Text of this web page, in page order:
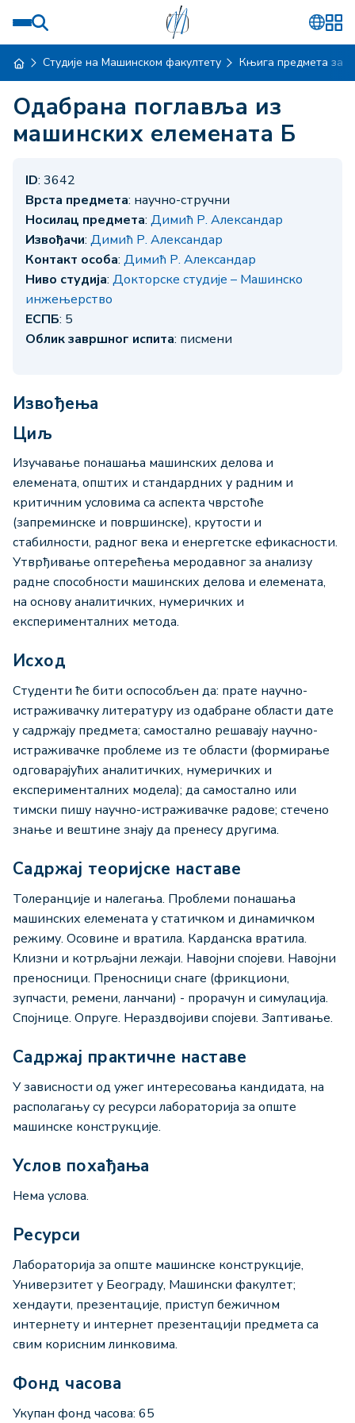
Студије на Машинском факултету Књига предмета за
Одабрана поглавља из
машинских елемената Б
ID: 3642
Врста предмета: научно-стручни
Носилац предмета: Димић Р. Александар
Извођачи: Димић Р. Александар
Контакт особа: Димић Р. Александар
Ниво студија: Докторске студије – Машинско
инжењерство
ЕСПБ: 5
Облик завршног испита: писмени
Извођења
Циљ
Изучавање понашања машинских делова и
елемената, општих и стандардних у радним и
критичним условима са аспекта чврстоће
(запреминске и површинске), крутости и
стабилности, радног века и енергетске ефикасности.
Утврђивање оптерећења меродавног за анализу
радне способности машинских делова и елемената,
на основу аналитичких, нумеричких и
експерименталних метода.
Исход
Студенти ће бити оспособљен да: прате научно-
истраживачку литературу из одабране области дате
у садржају предмета; самостално решавају научно-
истраживачке проблеме из те области (формирање
одговарајућих аналитичких, нумеричких и
експерименталних модела); да самостално или
тимски пишу научно-истраживачке радове; стечено
знање и вештине знају да пренесу другима.
Садржај теоријске наставе
Толеранције и налегања. Проблеми понашања
машинских елемената у статичком и динамичком
режиму. Осовине и вратила. Карданска вратила.
Клизни и котрљајни лежаји. Навојни спојеви. Навојни
преносници. Преносници снаге (фрикциони,
зупчасти, ремени, ланчани) - прорачун и симулација.
Спојнице. Опруге. Нераздвојиви спојеви. Заптивање.
Садржај практичне наставе
У зависности од ужег интересовања кандидата, на
располагању су ресурси лабораторија за опште
машинске конструкције.
Услов похађања
Нема услова.
Ресурси
Лабораторија за опште машинске конструкције,
Универзитет у Београду, Машински факултет;
хендаути, презентације, приступ бежичном
интернету и интернет презентацији предмета са
свим корисним линковима.
Фонд часова
Укупан фонд часова: 65